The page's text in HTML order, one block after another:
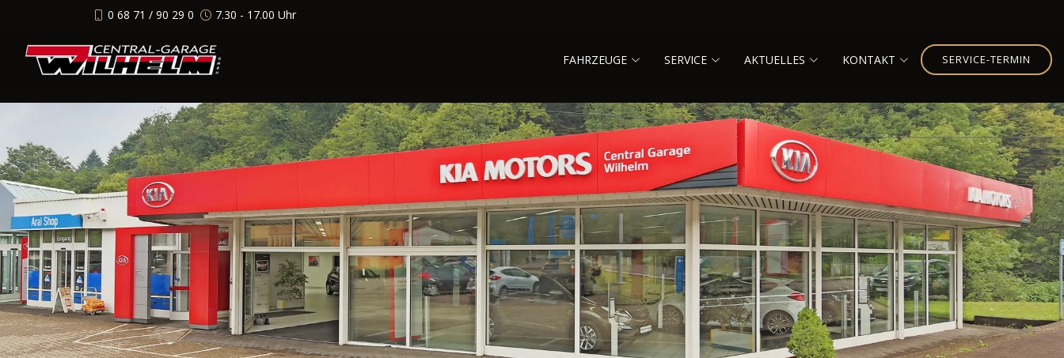
0 68 71 / 90 29 0 7.30 - 17.00 Uhr
FAHRZEUGE SERVICE AKTUELLES KONTAKT SERVICE-TERMIN